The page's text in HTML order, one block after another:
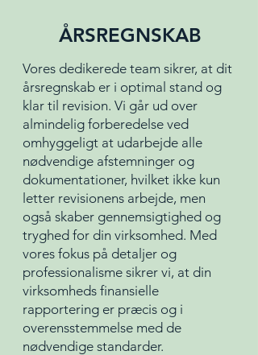
ÅRSREGNSKAB
Vores dedikerede team sikrer, at dit
årsregnskab er i optimal stand og
klar til revision. Vi går ud over
almindelig forberedelse ved
omhyggeligt at udarbejde alle
nødvendige afstemninger og
dokumentationer, hvilket ikke kun
letter revisionens arbejde, men
også skaber gennemsigtighed og
tryghed for din virksomhed. Med
vores fokus på detaljer og
professionalisme sikrer vi, at din
virksomheds finansielle
rapportering er præcis og i
overensstemmelse med de
nødvendige standarder.